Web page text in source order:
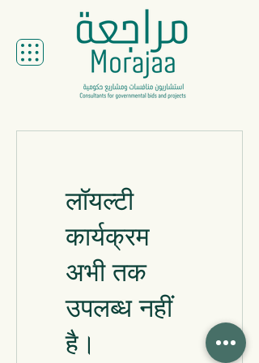
लॉयल्टी
कार्यक्रम
अभी तक
उपलब्ध नहीं
है।